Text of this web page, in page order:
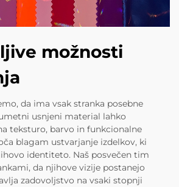
možnosti
da ima vsak stranka posebne
usnjeni material lahko
teksturo, barvo in funkcionalne
blagam ustvarjanje izdelkov, ki
identiteto. Naš posvečen tim
da njihove vizije postanejo
zadovoljstvo na vsaki stopnji